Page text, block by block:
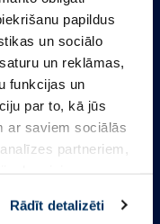
papildus
un sociālo
un reklāmas,
funkcijas un
par to, kā jūs
ar saviem sociālās
partneriem,
sīkdatņu
Rādīt detalizēti